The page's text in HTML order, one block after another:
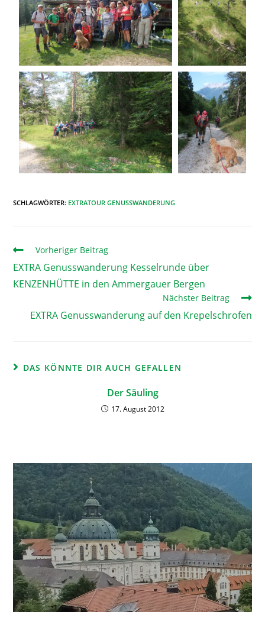
SCHLAGWÖRTER: EXTRATOUR GENUSSWANDERUNG
Vorheriger Beitrag
EXTRA Genusswanderung Kesselrunde über
KENZENHÜTTE in den Ammergauer Bergen
Nächster Beitrag
EXTRA Genusswanderung auf den Krepelschrofen
DAS KÖNNTE DIR AUCH GEFALLEN
Der Säuling
17. August 2012